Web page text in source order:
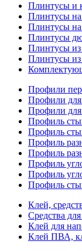
Плинтусы и
Плинтусы
Плинтусы
Плинтусы
Плинтусы из
Плинтусы из
Профили
Профили
Профили для
Профиль
Профиль
Профиль
Профиль
Профиль
Профиль
Профиль
Клей,
Средства
Клей для
Клей ПВА,